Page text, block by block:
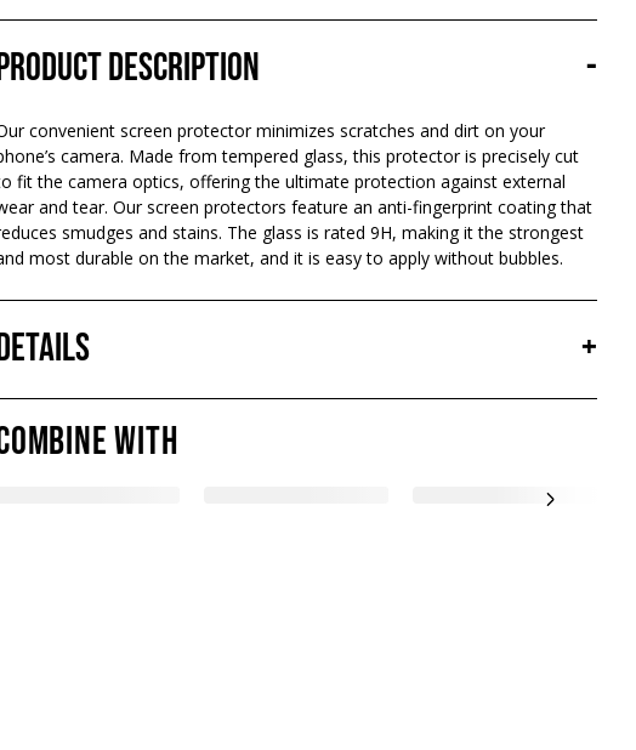
description -
convenient screen protector minimizes scratches and dirt on your
camera. Made from tempered glass, this protector is precisely cut
fit the camera optics, offering the ultimate protection against external
and tear. Our screen protectors feature an anti-fingerprint coating that
smudges and stains. The glass is rated 9H, making it the strongest
most durable on the market, and it is easy to apply without bubbles.
+
with